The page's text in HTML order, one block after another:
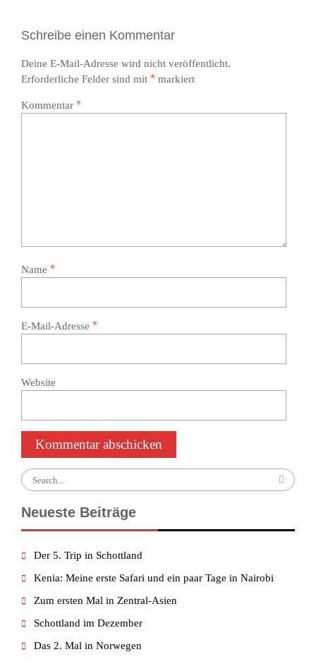
Schreibe einen Kommentar
Deine E-Mail-Adresse wird nicht veröffentlicht.
Erforderliche Felder sind mit * markiert
Kommentar *
Name *
E-Mail-Adresse *
Website
Search
for:
Neueste Beiträge
Der 5. Trip in Schottland
Kenia: Meine erste Safari und ein paar Tage in Nairobi
Zum ersten Mal in Zentral-Asien
Schottland im Dezember
Das 2. Mal in Norwegen